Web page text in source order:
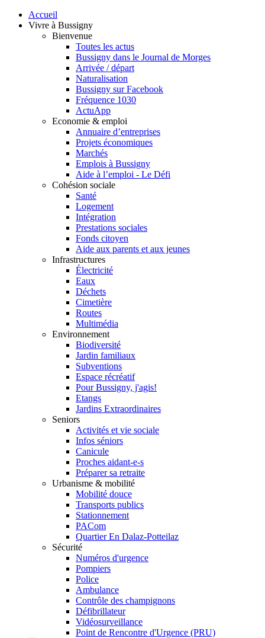
Accueil
Vivre à Bussigny
Bienvenue
Toutes les actus
Bussigny dans le Journal de Morges
Arrivée / départ
Naturalisation
Bussigny sur Facebook
Fréquence 1030
ActuApp
Economie & emploi
Annuaire d’entreprises
Projets économiques
Marchés
Emplois à Bussigny
Aide à l’emploi - Le Défi
Cohésion sociale
Santé
Logement
Intégration
Prestations sociales
Fonds citoyen
Aide aux parents et aux jeunes
Infrastructures
Électricité
Eaux
Déchets
Cimetière
Routes
Multimédia
Environnement
Biodiversité
Jardin familiaux
Subventions
Espace récréatif
Pour Bussigny, j'agis!
Etangs
Jardins Extraordinaires
Seniors
Activités et vie sociale
Infos séniors
Canicule
Proches aidant-e-s
Préparer sa retraite
Urbanisme & mobilité
Mobilité douce
Transports publics
Stationnement
PACom
Quartier En Dalaz-Potteilaz
Sécurité
Numéros d'urgence
Pompiers
Police
Ambulance
Contrôle des champignons
Défibrillateur
Vidéosurveillance
Point de Rencontre d'Urgence (PRU)